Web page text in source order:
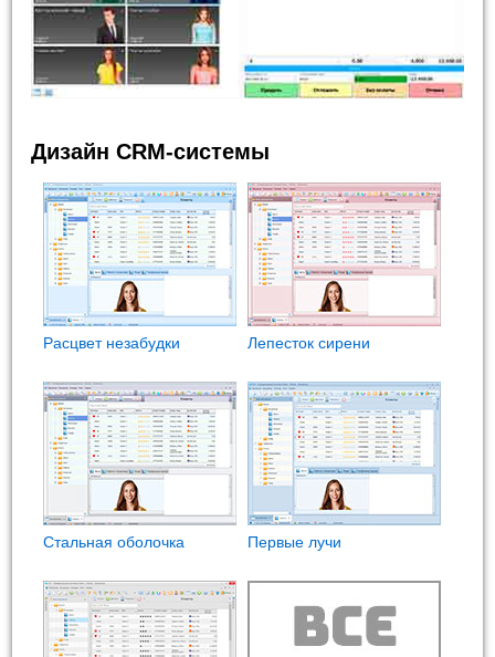
Дизайн CRM-системы
Расцвет незабудки Лепесток сирени
Стальная оболочка Первые лучи